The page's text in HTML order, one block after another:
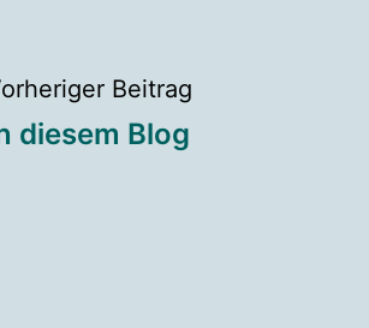
Beitrag
diesem Blog